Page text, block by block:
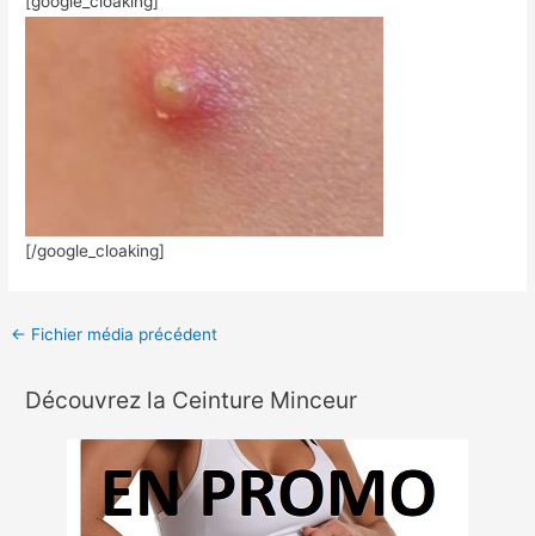
[/google_cloaking]
← Fichier média précédent
Découvrez la Ceinture Minceur